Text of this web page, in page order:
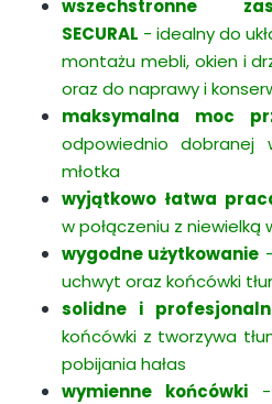
wszechstronne
SECURAL - idealny do
montażu mebli, okien i
oraz do naprawy i
maksymalna moc
odpowiednio dobranej
młotka
wyjątkowo łatwa
w połączeniu z niewielką
wygodne użytkowanie
uchwyt oraz końcówki
solidne i
końcówki z tworzywa
pobijania hałas
wymienne końcówki-